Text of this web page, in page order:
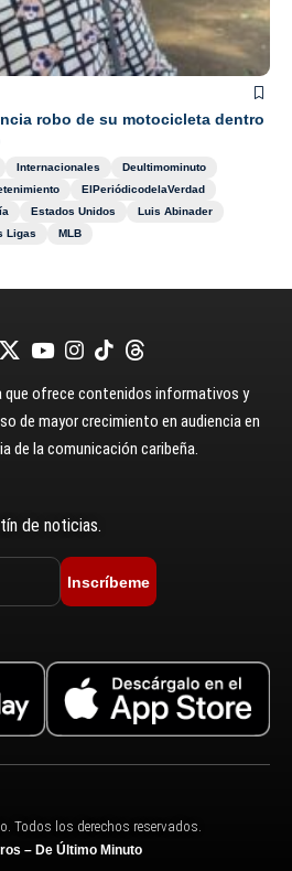
robo de su motocicleta dentro
Internacionales
Deultimominuto
ElPeriódicodelaVerdad
Estados Unidos
Luis Abinader
Ligas MLB
ofrece contenidos informativos y
de mayor crecimiento en audiencia en
de la comunicación caribeña.
de noticias.
Inscríbeme
Todos los derechos reservados.
– De Último Minuto